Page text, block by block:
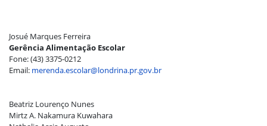
Josué Marques Ferreira
Gerência Alimentação Escolar
Fone: (43) 3375-0212
Email: merenda.escolar@londrina.pr.gov.br
Beatriz Lourenço Nunes
Mirtz A. Nakamura Kuwahara